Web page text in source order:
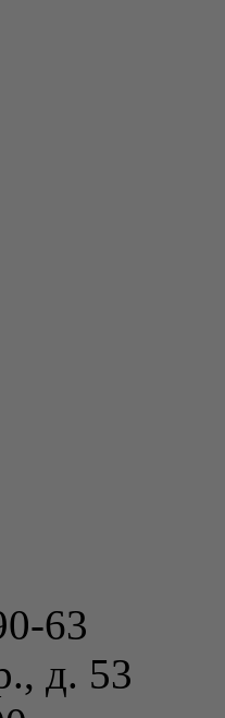
63
д. 53